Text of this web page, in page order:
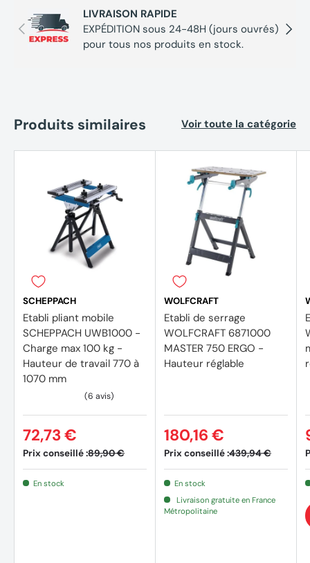
Précédent
LIVRAISON RAPIDE
EXPÉDITION sous 24-48H (jours ouvrés)
pour tous nos produits en stock.
Produits similaires Voir toute la catégorie
SCHEPPACH
Etabli pliant mobile
SCHEPPACH UWB1000 -
Charge max 100 kg -
Hauteur de travail 770 à
1070 mm
Prix conseillé :89,90 €
72,73 €
En stock
WOLFCRAFT
Etabli de serrage
WOLFCRAFT 6871000
MASTER 750 ERGO -
Hauteur réglable
Prix conseillé :439,94 €
180,16 €
En stock
Livraison gratuite en France
Métropolitaine